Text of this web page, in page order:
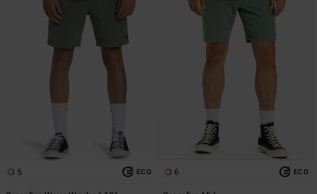
5 ECO 6 ECO